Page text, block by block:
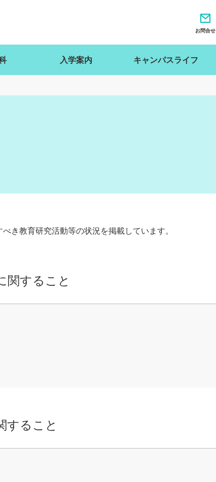
お問合せ
入学案内 キャンパスライフ
き教育研究活動等の状況を掲載しています。
関すること
すること